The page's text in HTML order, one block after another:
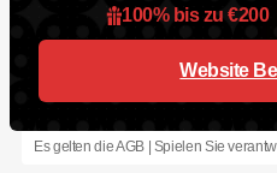
100% bis zu €200
Website
Es gelten die AGB | Spielen Sie